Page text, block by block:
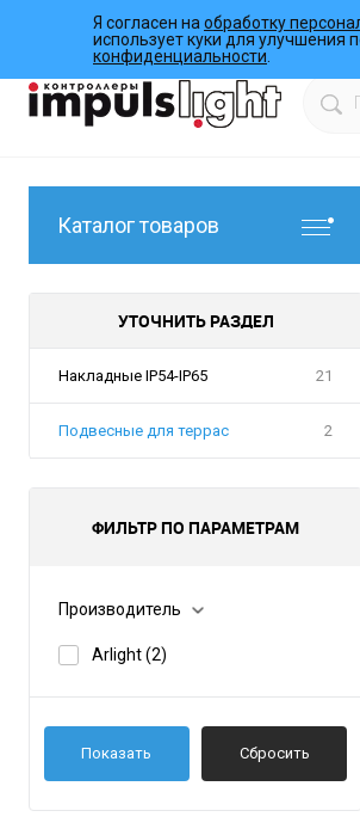
О компании Инструкции
Каталог товаров
УТОЧНИТЬ РАЗДЕЛ
Накладные IP54-IP65 21
Подвесные для террас 2
ФИЛЬТР ПО ПАРАМЕТРАМ
Производитель
Arlight(2)
Показать Сбросить
Я согласен на обработку
использует куки для улучшения
конфиденциальности